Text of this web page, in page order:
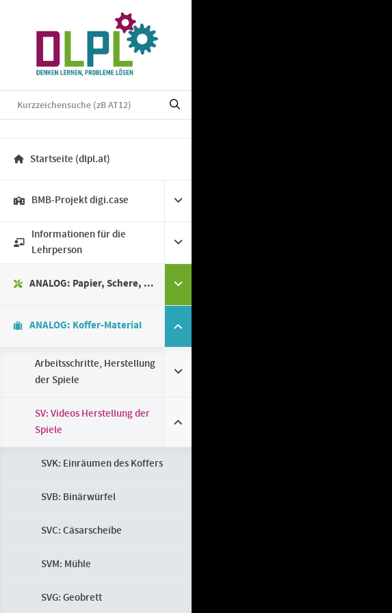
Startseite (dlpl.at)
BMB-Projekt digi.case
Informationen für die
Lehrperson
ANALOG: Papier, Schere, ...
ANALOG: Koffer-Material
Arbeitsschritte, Herstellung
der Spiele
SV: Videos Herstellung der
Spiele
SVK: Einräumen des Koffers
SVB: Binärwürfel
SVC: Cäsarscheibe
SVM: Mühle
SVG: Geobrett